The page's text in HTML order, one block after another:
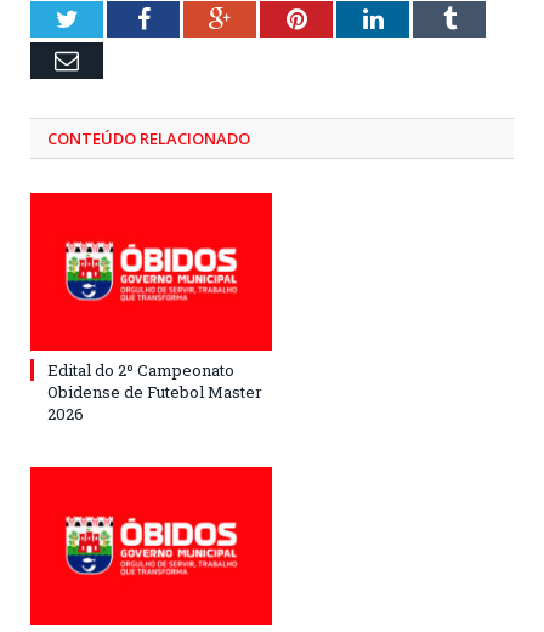
TwitterFacebookGoogle+PinterestLinkedInTumblr
Email
CONTEÚDO RELACIONADO
Edital do 2º Campeonato
Obidense de Futebol Master
2026